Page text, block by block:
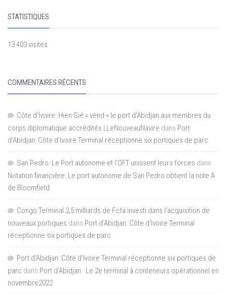
STATISTIQUES
13 403 visites
COMMENTAIRES RÉCENTS
Côte d'Ivoire: Hien Sié « vend » le port d'Abidjan aux membres du
corps diplomatique accrédités | LeNouveauNavire dans Port
d’Abidjan: Côte d’Ivoire Terminal réceptionne six portiques de parc
San Pedro: Le Port autonome et l’OFT unissent leurs forces dans
Notation financière: Le port autonome de San Pedro obtient la note A
de Bloomfield
Congo Terminal 2,5 milliards de Fcfa investi dans l’acquisition de
nouveaux portiques dans Port d’Abidjan: Côte d’Ivoire Terminal
réceptionne six portiques de parc
Port d'Abidjan: Côte d’Ivoire Terminal réceptionne six portiques de
parc dans Port d’Abidjan : Le 2e terminal à conteneurs opérationnel en
novembre2022